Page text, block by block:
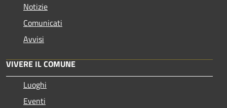
Notizie
Comunicati
Avvisi
VIVERE IL COMUNE
Luoghi
Eventi